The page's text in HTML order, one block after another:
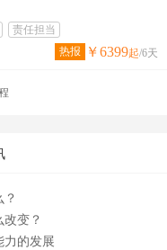
责任担当
热报
￥6399起/6天
变？
力的发展